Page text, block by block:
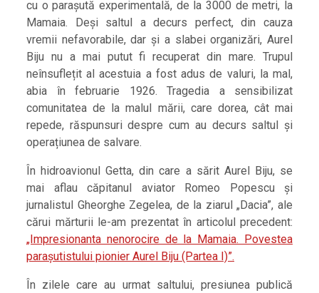
cu o parașută experimentală, de la 3000 de metri, la
Mamaia. Deși saltul a decurs perfect, din cauza
vremii nefavorabile, dar și a slabei organizări, Aurel
Biju nu a mai putut fi recuperat din mare. Trupul
neînsuflețit al acestuia a fost adus de valuri, la mal,
abia în februarie 1926. Tragedia a sensibilizat
comunitatea de la malul mării, care dorea, cât mai
repede, răspunsuri despre cum au decurs saltul și
operațiunea de salvare.
În hidroavionul Getta, din care a sărit Aurel Biju, se
mai aflau căpitanul aviator Romeo Popescu și
jurnalistul Gheorghe Zegelea, de la ziarul „Dacia”, ale
cărui mărturii le-am prezentat în articolul precedent:
„Impresionanta nenorocire de la Mamaia. Povestea
parașutistului pionier Aurel Biju (Partea I)”.
În zilele care au urmat saltului, presiunea publică